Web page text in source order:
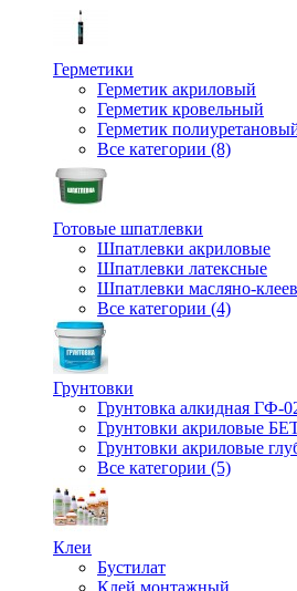
Герметики
Герметик акриловый
Герметик кровельный
Герметик
Все категории (8)
Готовые шпатлевки
Шпатлевки акриловые
Шпатлевки латексные
Шпатлевки масляно-
Все категории (4)
Грунтовки
Грунтовка алкидная ГФ-
Грунтовки акриловые
Грунтовки акриловые
Все категории (5)
Клеи
Бустилат
Клей монтажный